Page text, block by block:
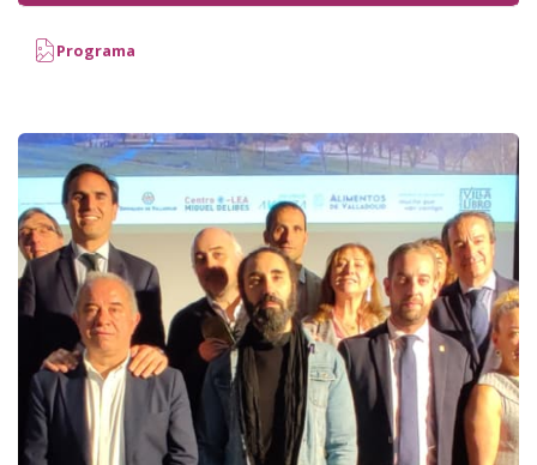
Programa